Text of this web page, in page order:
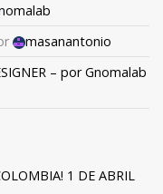
masanantonio
– por Gnomalab
1 DE ABRIL